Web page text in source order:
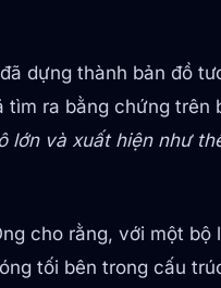
dựng thành bản đồ
ra bằng chứng
lớn và xuất hiện như
cho rằng, với một
tối bên trong cấu